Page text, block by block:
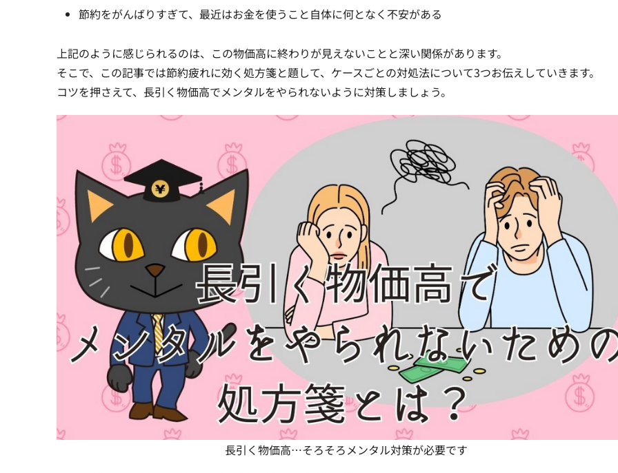
節約をがんばりすぎて、最近はお金を使うこと自体に何となく不安がある
上記のように感じられるのは、この物価高に終わりが見えないことと深い関係があります。
そこで、この記事では節約疲れに効く処方箋と題して、ケースごとの対処法について3つお伝えしていきます。
コツを押さえて、長引く物価高でメンタルをやられないように対策しましょう。
長引く物価高…そろそろメンタル対策が必要です